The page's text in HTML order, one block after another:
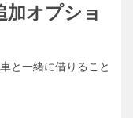
オプショ
と一緒に借りること